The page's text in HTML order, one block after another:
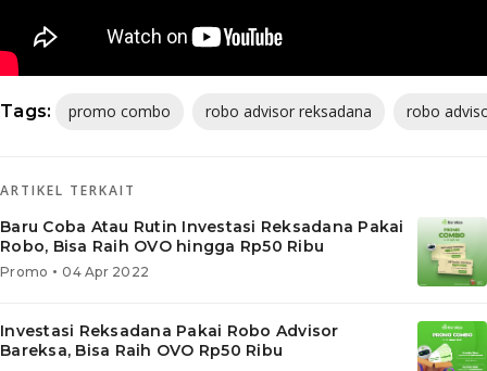
Tags: promo combo robo advisor reksadana robo
ARTIKEL TERKAIT
Baru Coba Atau Rutin Investasi Reksadana Pakai
Robo, Bisa Raih OVO hingga Rp50 Ribu
Promo • 04 Apr 2022
Investasi Reksadana Pakai Robo Advisor
Bareksa, Bisa Raih OVO Rp50 Ribu